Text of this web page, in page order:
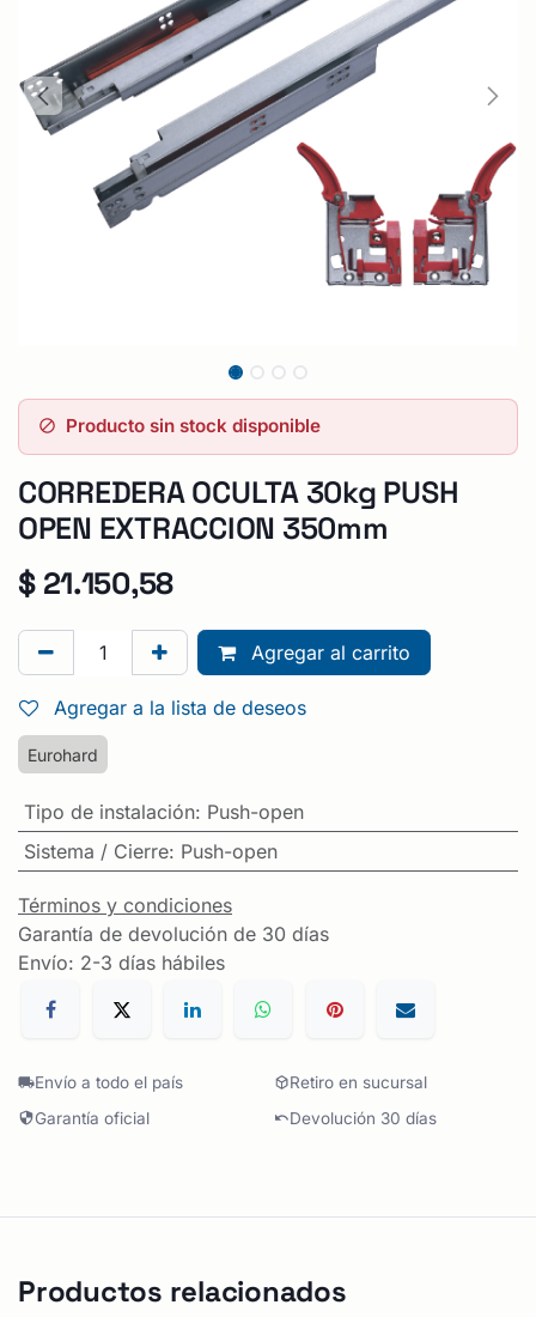
Producto sin stock disponible
CORREDERA OCULTA 30kg PUSH
OPEN EXTRACCION 350mm
$ 21.150,58
Agregar al carrito
Agregar a la lista de deseos
Eurohard
Tipo de instalación: Push-open
Sistema / Cierre: Push-open
Términos y condiciones
Garantía de devolución de 30 días
Envío: 2-3 días hábiles
Envío a todo el país
Retiro en sucursal
Garantía oficial
Devolución 30 días
Productos relacionados